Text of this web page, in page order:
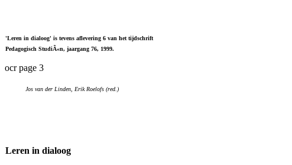
'Leren in dialoog' is tevens aflevering 6 van het tijdschrift
Pedagogisch StudiÃ«n, jaargang 76, 1999.
ocr page 3
Jos van der Linden, Erik Roelofs (red.)
Leren in dialoog